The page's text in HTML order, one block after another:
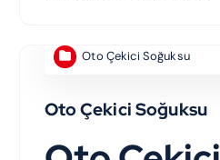
Oto Çekici Soğuksu
Oto Çekici Soğuksu